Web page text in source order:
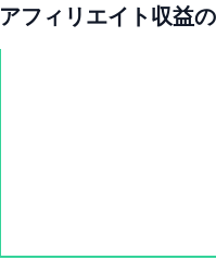
アフィリエイト収益